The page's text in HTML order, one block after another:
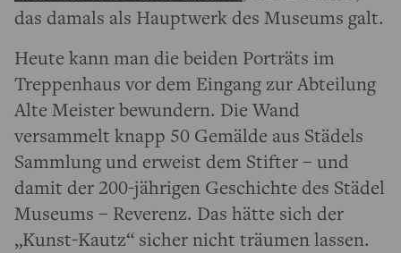
das damals als Hauptwerk des Museums galt.
Heute kann man die beiden Porträts im
Treppenhaus vor dem Eingang zur Abteilung
Alte Meister bewundern. Die Wand
versammelt knapp 50 Gemälde aus Städels
Sammlung und erweist dem Stifter – und
damit der 200-jährigen Geschichte des Städel
Museums – Reverenz. Das hätte sich der
„Kunst-Kautz“ sicher nicht träumen lassen.